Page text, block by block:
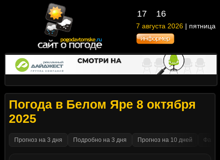
17 16
7 августа 2026 | пятница
Погода в Белом Яре 8 октября
2025
Прогноз на 3 дня Подробно на 3 дня Прогноз на 10 дней